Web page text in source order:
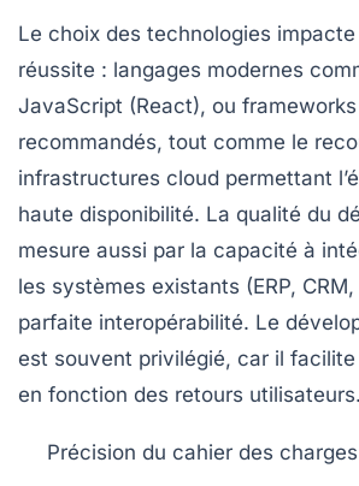
Le choix des technologies
réussite : langages modernes
JavaScript (React), ou
recommandés, tout comme le
infrastructures cloud permettant
haute disponibilité. La qualité du
mesure aussi par la capacité à
les systèmes existants (ERP,
parfaite interopérabilité. Le
est souvent privilégié, car il
en fonction des retours utilisateurs.
Précision du cahier des charges